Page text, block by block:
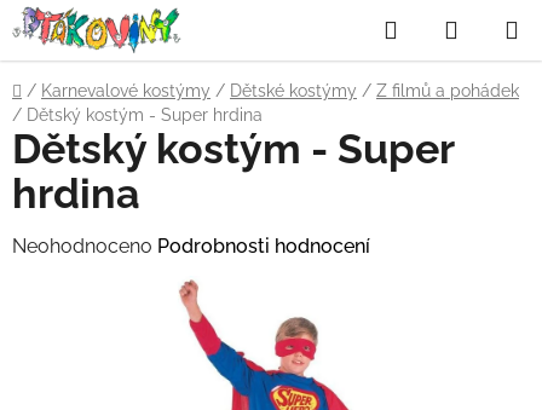
Přejít
na
obsah
Hledat
KOŠÍK
Domů
/ Karnevalové kostýmy / Dětské kostýmy / Z filmů a pohádek
/ Dětský kostým - Super hrdina
Dětský kostým - Super
hrdina
Průměrné
Neohodnoceno Podrobnosti hodnocení